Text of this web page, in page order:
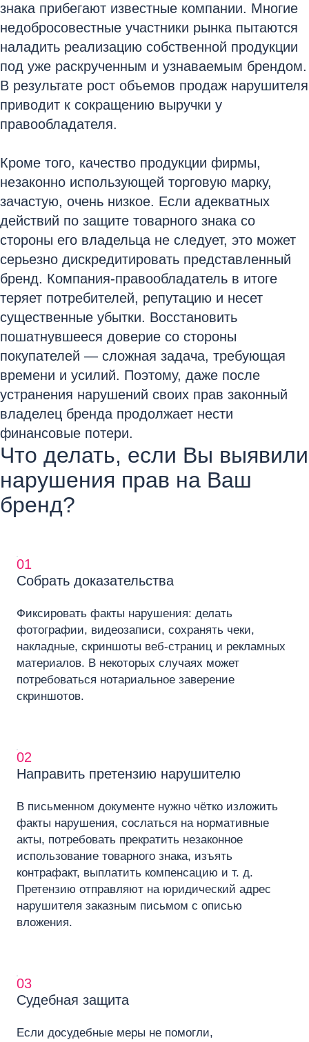
знака прибегают известные компании. Многие
недобросовестные участники рынка пытаются
наладить реализацию собственной продукции
под уже раскрученным и узнаваемым брендом.
В результате рост объемов продаж нарушителя
приводит к сокращению выручки у
правообладателя.
Кроме того, качество продукции фирмы,
незаконно использующей торговую марку,
зачастую, очень низкое. Если адекватных
действий по защите товарного знака со
стороны его владельца не следует, это может
серьезно дискредитировать представленный
бренд. Компания-правообладатель в итоге
теряет потребителей, репутацию и несет
существенные убытки. Восстановить
пошатнувшееся доверие со стороны
покупателей — сложная задача, требующая
времени и усилий. Поэтому, даже после
устранения нарушений своих прав законный
владелец бренда продолжает нести
финансовые потери.
Что делать, если Вы выявили
нарушения прав на Ваш
бренд?
01
Собрать доказательства
Фиксировать факты нарушения: делать
фотографии, видеозаписи, сохранять чеки,
накладные, скриншоты веб-страниц и рекламных
материалов. В некоторых случаях может
потребоваться нотариальное заверение
скриншотов.
02
Направить претензию нарушителю
В письменном документе нужно чётко изложить
факты нарушения, сослаться на нормативные
акты, потребовать прекратить незаконное
использование товарного знака, изъять
контрафакт, выплатить компенсацию и т. д.
Претензию отправляют на юридический адрес
нарушителя заказным письмом с описью
вложения.
03
Судебная защита
Если досудебные меры не помогли,